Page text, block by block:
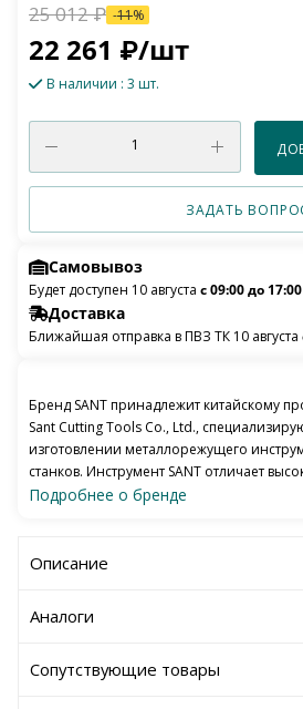
22 261 ₽/шт
25 012₽ -11%
В наличии : 3 шт.
ЗАДАТЬ
Самовывоз
Будет доступен 10 августа с 09:00 до 17:00
Доставка
Ближайшая отправка в ПВЗ ТК 10 августа
Бренд SANT принадлежит китайскому
Sant Cutting Tools Co., Ltd.,
изготовлении металлорежущего
станков. Инструмент SANT отличает
Подробнее о бренде
Описание
Аналоги
Сопутствующие товары